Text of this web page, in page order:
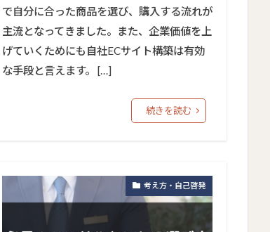
で自分に合った商品を選び、購入する流れが
主流となってきました。また、企業価値を上
げていくためにも自社ECサイト構築は有効
な手段と言えます。 […]
続きを読む
考え方・自己啓発